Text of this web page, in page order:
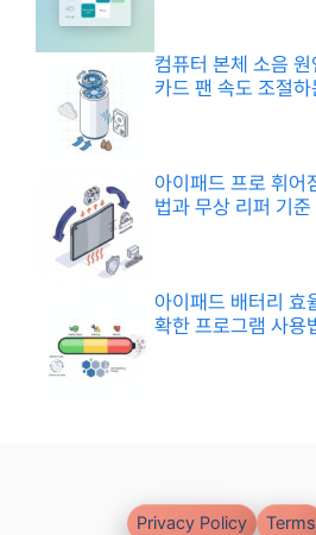
컴퓨터 본체 소음
카드 팬 속도 조절하
아이패드 프로 휘어
법과 무상 리퍼 기준
아이패드 배터리 효
확한 프로그램 사용
Privacy Policy Terms